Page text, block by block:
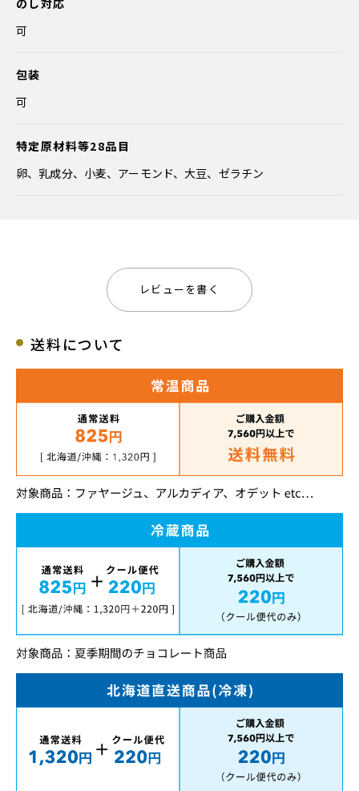
可
包装
可
特定原材料等28品目
卵、乳成分、小麦、アーモンド、大豆、ゼラチン
レビューを書く
送料について